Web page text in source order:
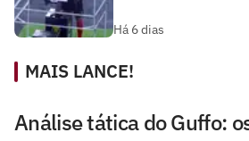
Há 6 dias
MAIS LANCE!
Análise tática do Guffo: